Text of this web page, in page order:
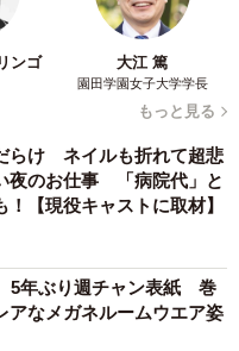
ンゴ 大江 篤
園田学園女子大学学長
もっと見る
らけ ネイルも折れて超悲
のお仕事 「病院代」と
【現役キャストに取材】
5年ぶり週チャン表紙 巻
アなメガネルームウエア姿